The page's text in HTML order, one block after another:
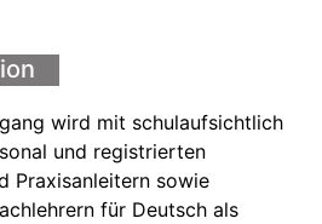
wird mit schulaufsichtlich
und registrierten
Praxisanleitern sowie
für Deutsch als